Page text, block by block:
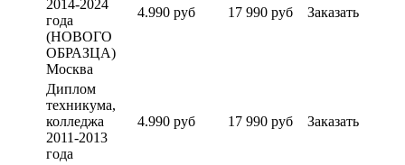
2014-2024
года
(НОВОГО
ОБРАЗЦА)
Москва
4.990 руб 17 990 руб Заказать
Диплом
техникума,
колледжа
2011-2013
года
4.990 руб 17 990 руб Заказать